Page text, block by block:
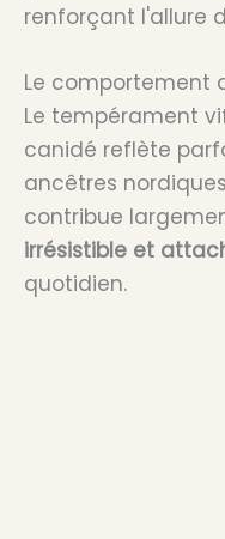
renforçant l'allure
Le comportement
Le tempérament
canidé reflète
ancêtres
contribue
irrésistible et
quotidien.